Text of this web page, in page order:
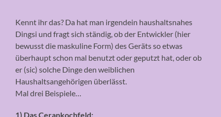
Kennt ihr das? Da hat man irgendein haushaltsnahes
Dingsi und fragt sich ständig, ob der Entwickler (hier
bewusst die maskuline Form) des Geräts so etwas
überhaupt schon mal benutzt oder geputzt hat, oder ob
er (sic) solche Dinge den weiblichen
Haushaltsangehörigen überlässt.
Mal drei Beispiele…
1) Das Cerankochfeld: